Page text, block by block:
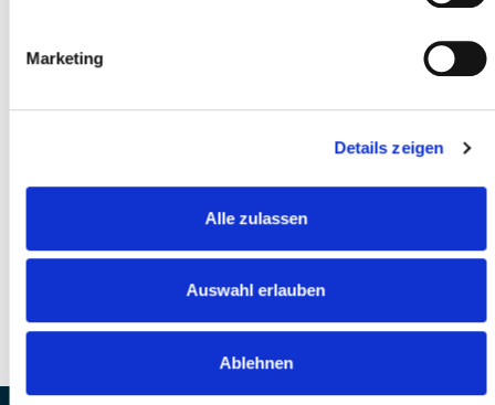
Marketing
Details zeigen
Alle zulassen
Auswahl erlauben
Ablehnen
Accetto
Ho lettol'informativa sulla privacye do il
Siamo a disposizione di voi!
Telefono: 041 260 33 67
E-Mail: info@mssports.ch